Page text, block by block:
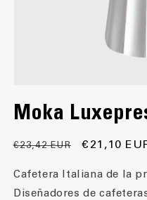
multimedia
1
una
ventana
Moka
Precio
€23,42 EUR
Precio
oferta
€21,10
Cafetera Italiana de la
Diseñadores de